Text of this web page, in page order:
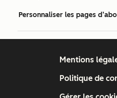
Personnaliser les pages
Mentions
Politique de